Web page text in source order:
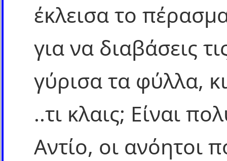
έκλεισα το
για να διαβάσεις
γύρισα τα φύλλα,
..τι κλαις; Είναι
Αντίο, οι ανόητοι